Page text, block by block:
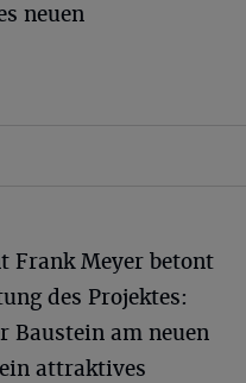
neuen
Frank Meyer betont
des Projektes:
Baustein am neuen
attraktives